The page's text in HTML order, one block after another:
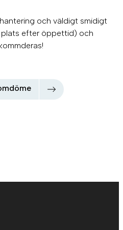
och väldigt smidigt
plats efter öppettid) och